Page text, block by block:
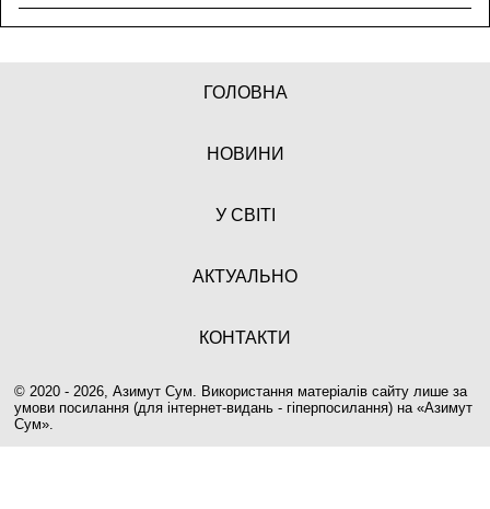
ГОЛОВНА
НОВИНИ
У СВІТІ
АКТУАЛЬНО
КОНТАКТИ
© 2020 - 2026, Азимут Сум. Використання матеріалів сайту лише за
умови посилання (для інтернет-видань - гіперпосилання) на «Азимут
Сум».